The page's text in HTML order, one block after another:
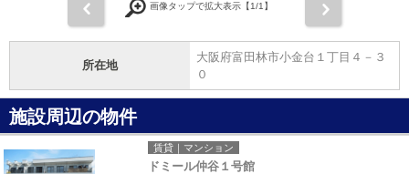
画像タップで拡大表示【1/1】
所在地
大阪府富田林市小金台１丁目４－３
０
施設周辺の物件
賃貸｜マンション
ドミール仲谷１号館